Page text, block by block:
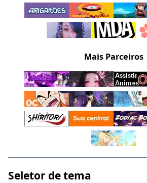
Mais Parceiros
Seletor de tema